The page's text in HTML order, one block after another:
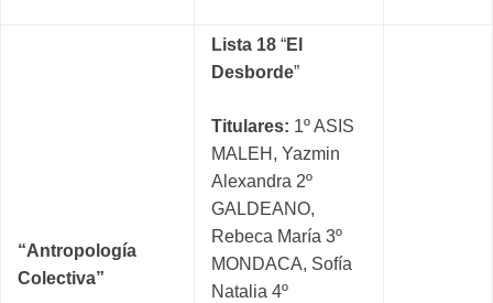
“Antropología
Colectiva”
Lista 18 “El
Desborde”
Titulares: 1º ASIS
MALEH, Yazmin
Alexandra 2º
GALDEANO,
Rebeca María 3º
MONDACA, Sofía
Natalia 4º